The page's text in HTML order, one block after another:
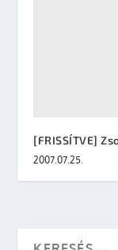
[FRISSÍTVE]
2007.07.25.